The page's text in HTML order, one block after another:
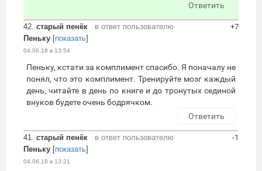
Ответить
42. старый пенёк
в ответ пользователю
Пеньку [показать]
04.06.18 в 13:54
+7
Пеньку, кстати за комплимент спасибо. Я поначалу не
понял, что это комплимент. Тренируйте мозг каждый
день, читайте в день по книге и до тронутых сединой
внуков будете очень бодрячком.
Ответить
41. старый пенёк
в ответ пользователю
Пеньку [показать]
04.06.18 в 13:21
-1